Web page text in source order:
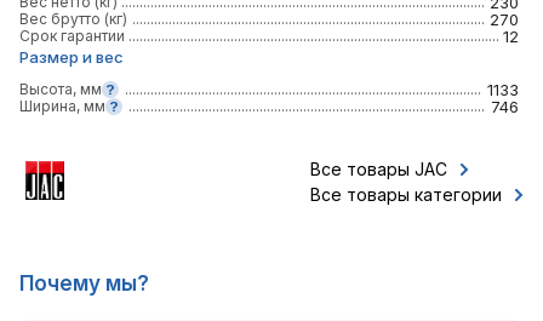
Вес брутто (кг) 270
Срок гарантии
12
Размер и вес
Высота, мм 1133
Ширина, мм 746
Все товары JAC
Все товары категории
Почему мы?